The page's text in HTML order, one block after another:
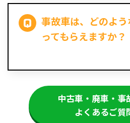
事故車は、どのよ
ってもらえますか？
中古車・廃車・事
よくあるご質